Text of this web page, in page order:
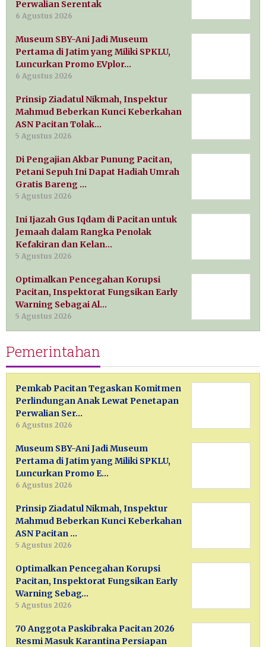
Perwalian Serentak
6 Agustus 2026
Museum SBY-Ani Jadi Museum
Pertama di Jatim yang Miliki SPKLU,
Luncurkan Promo EVplor…
6 Agustus 2026
Prinsip Ziadatul Nikmah, Inspektur
Mahmud Beberkan Kunci Keberkahan
ASN Pacitan Tolak…
5 Agustus 2026
Di Pengajian Akbar Punung Pacitan,
Petani Sepuh Ini Dapat Hadiah Umrah
Gratis Bareng …
5 Agustus 2026
Ini Ijazah Gus Iqdam di Pacitan untuk
Jemaah dalam Rangka Penolak
Kefakiran dan Kelan…
5 Agustus 2026
Optimalkan Pencegahan Korupsi
Pacitan, Inspektorat Fungsikan Early
Warning Sebagai Al…
5 Agustus 2026
Pemerintahan
Pemkab Pacitan Tegaskan Komitmen
Perlindungan Anak Lewat Penetapan
Perwalian Ser…
6 Agustus 2026
Museum SBY-Ani Jadi Museum
Pertama di Jatim yang Miliki SPKLU,
Luncurkan Promo E…
6 Agustus 2026
Prinsip Ziadatul Nikmah, Inspektur
Mahmud Beberkan Kunci Keberkahan
ASN Pacitan …
5 Agustus 2026
Optimalkan Pencegahan Korupsi
Pacitan, Inspektorat Fungsikan Early
Warning Sebag…
5 Agustus 2026
70 Anggota Paskibraka Pacitan 2026
Resmi Masuk Karantina Persiapan